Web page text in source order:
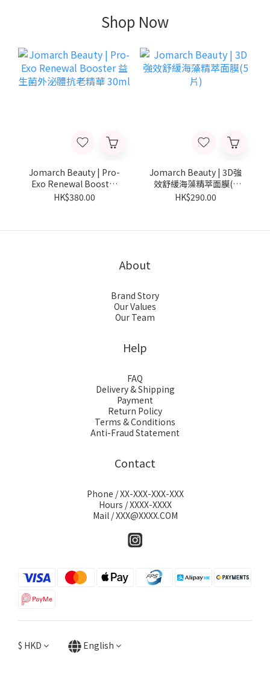
Shop Now
Jomarch Beauty | Pro-
Exo Renewal Booster
益生菌外泌體抗老精華
HK$380.00
Jomarch Beauty | 3D強
效舒緩海藻精萃面膜(5
片)
HK$290.00
About
Brand Story
Our Values
Our Team
Help
FAQ
Delivery & Shipping
Payment
Return Policy
Terms & Conditions
Anti-Fraud Statement
Contact
Phone / XX-XXX-XXX-XXX
Hours / XXXX-XXXX
Mail / XXX@XXXX.COM
$ HKD English